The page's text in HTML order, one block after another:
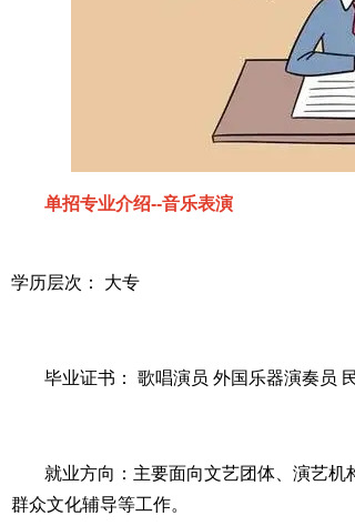
单招专业介绍--音乐表演
学历层次： 大专
毕业证书： 歌唱演员 外国乐器演奏员
就业方向：主要面向文艺团体、演艺机
群众文化辅导等工作。